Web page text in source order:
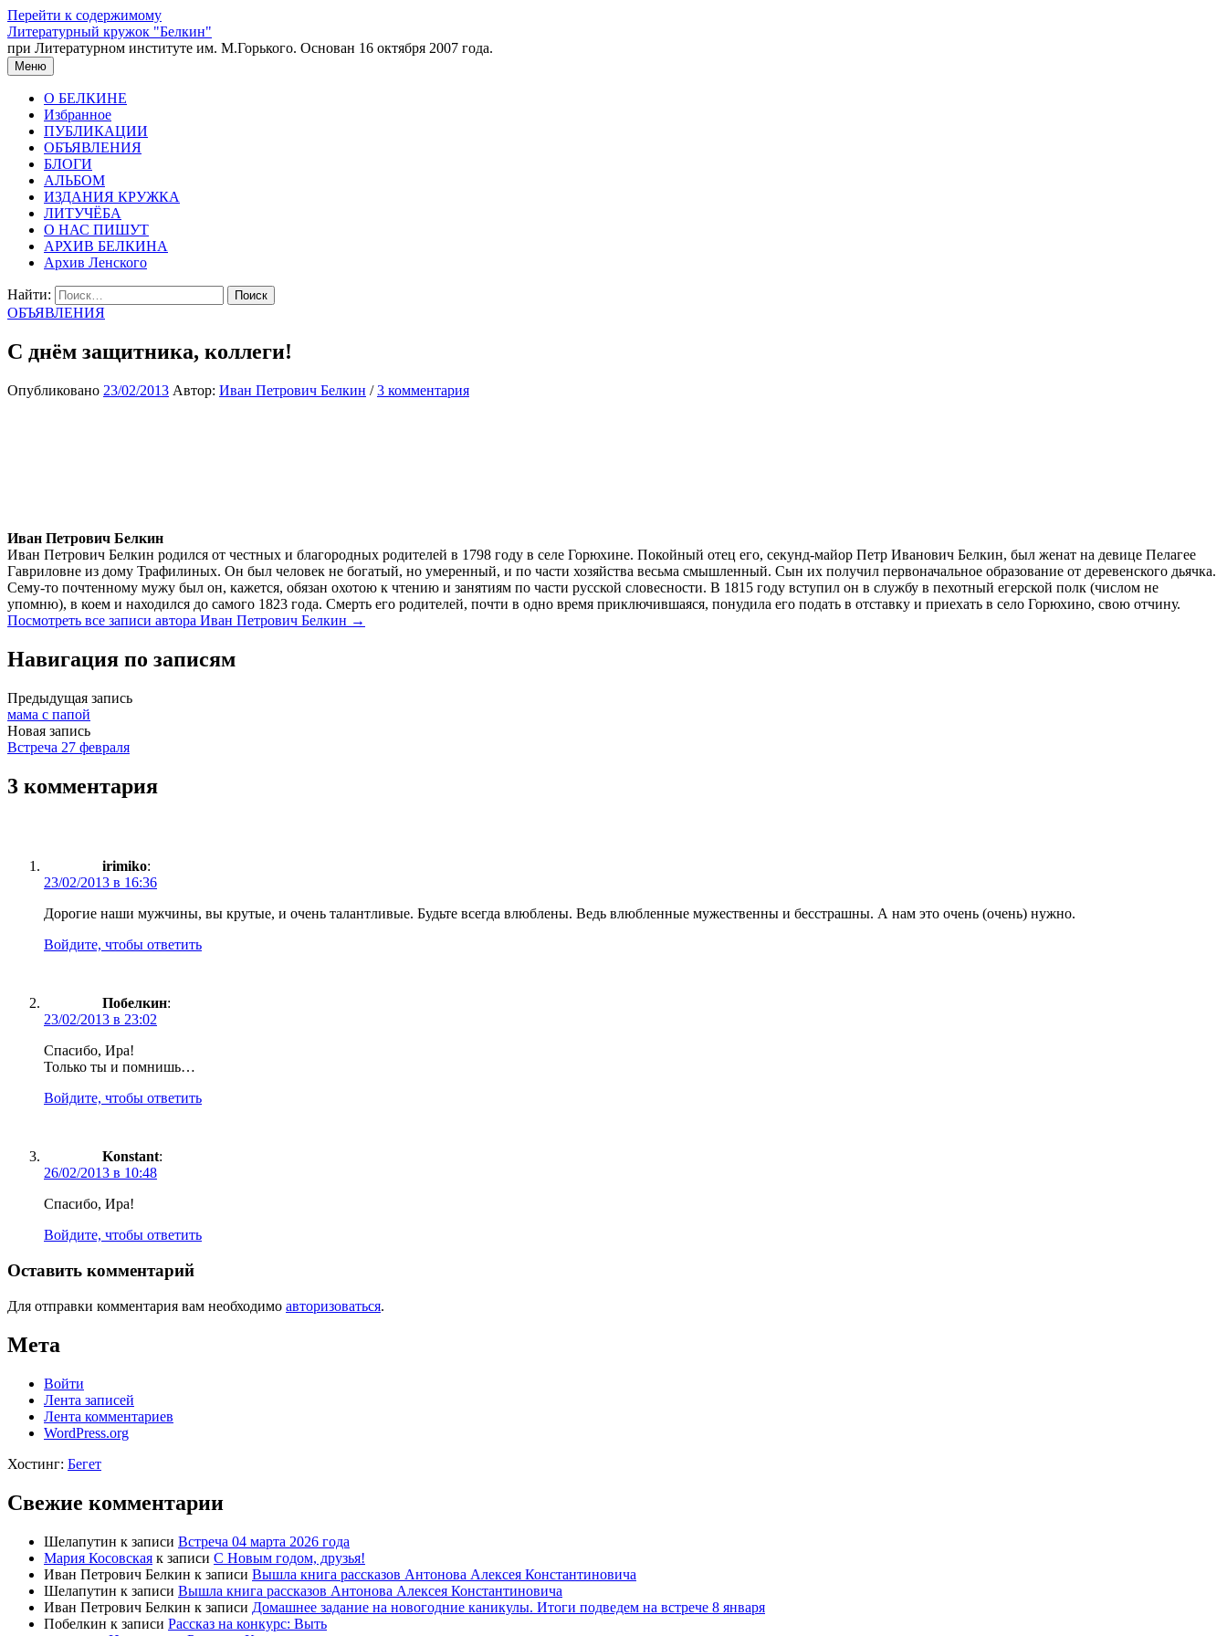
Перейти к содержимому
Литературный кружок "Белкин"
при Литературном институте им. М.Горького. Основан 16 октября 2007 года.
Меню
О БЕЛКИНЕ
Избранное
ПУБЛИКАЦИИ
ОБЪЯВЛЕНИЯ
БЛОГИ
АЛЬБОМ
ИЗДАНИЯ КРУЖКА
ЛИТУЧЁБА
О НАС ПИШУТ
АРХИВ БЕЛКИНА
Архив Ленского
Найти:
ОБЪЯВЛЕНИЯ
С днём защитника, коллеги!
Опубликовано 23/02/2013 Автор: Иван Петрович Белкин /3 комментария
Иван Петрович Белкин
Иван Петрович Белкин родился от честных и благородных родителей в 1798 году в селе Горюхине. Покойный отец его, секунд-майор Петр Иванович Белкин, был женат на девице Пелагее
Гавриловне из дому Трафилиных. Он был человек не богатый, но умеренный, и по части хозяйства весьма смышленный. Сын их получил первоначальное образование от деревенского дьячка.
Сему-то почтенному мужу был он, кажется, обязан охотою к чтению и занятиям по части русской словесности. В 1815 году вступил он в службу в пехотный егерской полк (числом не
упомню), в коем и находился до самого 1823 года. Смерть его родителей, почти в одно время приключившаяся, понудила его подать в отставку и приехать в село Горюхино, свою отчину.
Посмотреть все записи автора Иван Петрович Белкин →
Навигация по записям
Предыдущая запись
мама с папой
Новая запись
Встреча 27 февраля
3 комментария
irimiko:
23/02/2013 в 16:36
Дорогие наши мужчины, вы крутые, и очень талантливые. Будьте всегда влюблены. Ведь влюбленные мужественны и бесстрашны. А нам это очень (очень) нужно.
Войдите, чтобы ответить
Побелкин:
23/02/2013 в 23:02
Спасибо, Ира!
Только ты и помнишь…
Войдите, чтобы ответить
Konstant:
26/02/2013 в 10:48
Спасибо, Ира!
Войдите, чтобы ответить
Оставить комментарий
Для отправки комментария вам необходимо авторизоваться.
Мета
Войти
Лента записей
Лента комментариев
WordPress.org
Хостинг: Бегет
Свежие комментарии
Шелапутин к записи Встреча 04 марта 2026 года
Мария Косовская к записи С Новым годом, друзья!
Иван Петрович Белкин к записи Вышла книга рассказов Антонова Алексея Константиновича
Шелапутин к записи Вышла книга рассказов Антонова Алексея Константиновича
Иван Петрович Белкин к записи Домашнее задание на новогодние каникулы. Итоги подведем на встрече 8 января
Побелкин к записи Рассказ на конкурс: Выть